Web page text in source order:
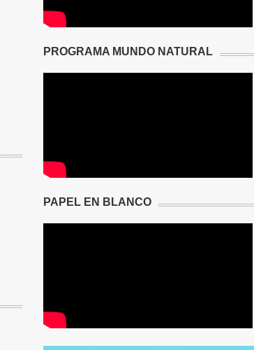
PROGRAMA MUNDO NATURAL
PAPEL EN BLANCO